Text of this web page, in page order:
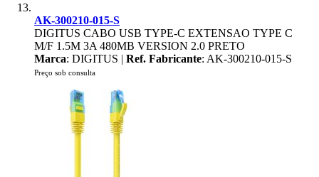
AK-300210-015-S
DIGITUS CABO USB TYPE-C EXTENSAO TYPE C
M/F 1.5M 3A 480MB VERSION 2.0 PRETO
Marca: DIGITUS | Ref. Fabricante: AK-300210-015-S
Preço sob consulta